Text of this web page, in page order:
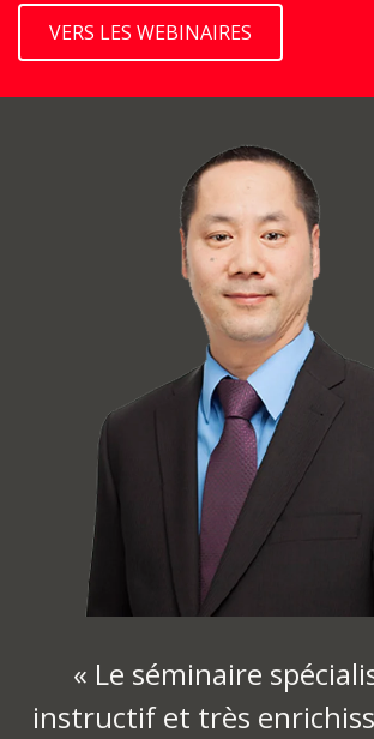
VERS LES WEBINAIRES
« Le séminaire
instructif et très